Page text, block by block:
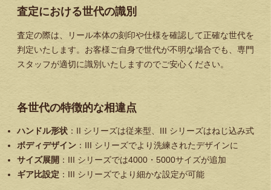
査定における世代の識別
査定の際は、リール本体の刻印や仕様を確認して正確な世代を
判定いたします。お客様ご自身で世代が不明な場合でも、専門
スタッフが適切に識別いたしますのでご安心ください。
各世代の特徴的な相違点
ハンドル形状 ：II シリーズは従来型、III シリーズはねじ込み式
ボディデザイン ：III シリーズでより洗練されたデザインに
サイズ展開 ：III シリーズでは4000・5000サイズが追加
ギア比設定 ：III シリーズでより細かな設定が可能